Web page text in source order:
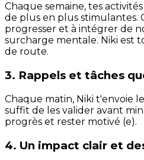
Chaque semaine, tes
de plus en plus stimulantes.
progresser et à intégrer de
surcharge mentale. Niki est
de route.
3. Rappels et tâches
Chaque matin, Niki t'envoie
suffit de les valider avant
progrès et rester motivé (e).
4. Un impact clair et